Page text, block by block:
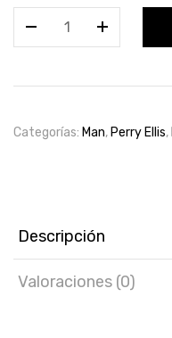
Edt
Categorías: Man, Perry Ellis,
Descripción
Valoraciones (0)